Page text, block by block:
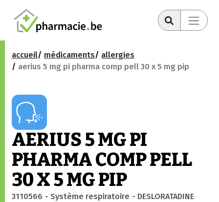
accueil médicaments
allergies
aerius 5 mg pi pharma comp pell 30 x 5 mg pip
AERIUS 5 MG PI
PHARMA COMP PELL
30 X 5 MG PIP
3110566 - Système respiratoire - DESLORATADINE